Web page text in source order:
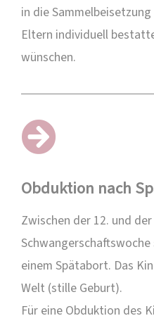
in die Sammelbeisetzung
Eltern individuell
wünschen.
Obduktion nach
Zwischen der 12. und der
Schwangerschaftswoche
einem Spätabort. Das
Welt (stille Geburt).
Für eine Obduktion des